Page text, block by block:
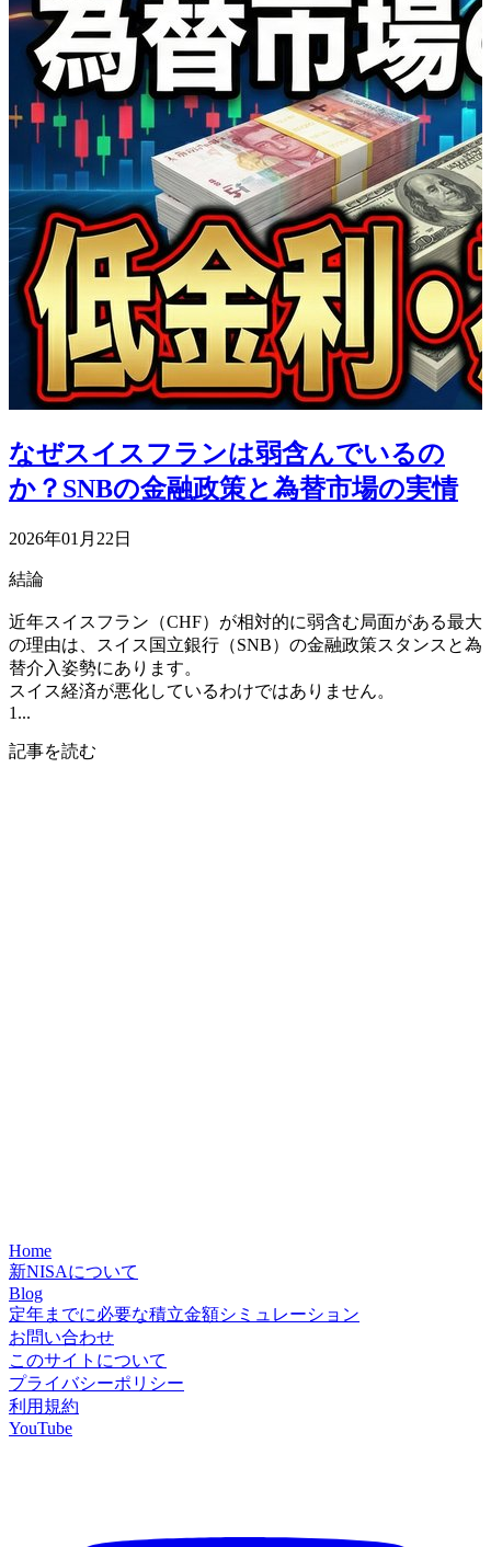
なぜスイスフランは弱含んでいるの
か？SNBの金融政策と為替市場の実情
2026年01月22日
結論
近年スイスフラン（CHF）が相対的に弱含む局面がある最大
の理由は、スイス国立銀行（SNB）の金融政策スタンスと為
替介入姿勢にあります。
スイス経済が悪化しているわけではありません。
1...
記事を読む
Home
新NISAについて
Blog
定年までに必要な積立金額シミュレーション
お問い合わせ
このサイトについて
プライバシーポリシー
利用規約
YouTube